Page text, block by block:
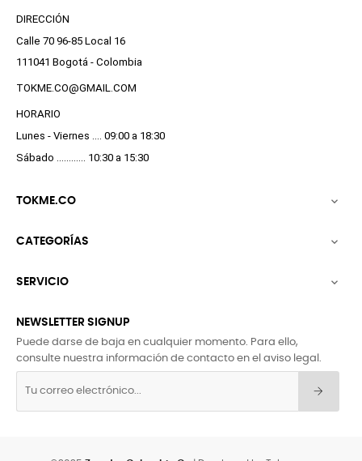
DIRECCIÓN
Calle 70 96-85 Local 16
111041 Bogotá - Colombia
TOKME.CO@GMAIL.COM
HORARIO
Lunes - Viernes .... 09:00 a 18:30
Sábado ............ 10:30 a 15:30
TOKME.CO 
CATEGORÍAS 
SERVICIO 
NEWSLETTER SIGNUP
Puede darse de baja en cualquier momento. Para ello,
consulte nuestra información de contacto en el aviso legal.